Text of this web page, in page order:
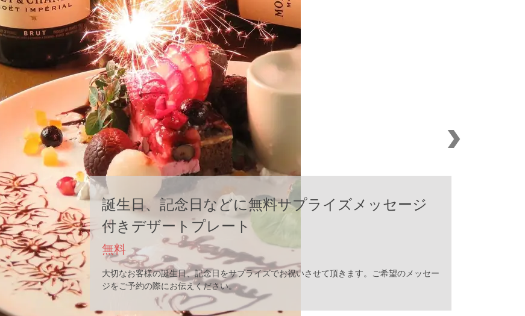
ひたすらお肉を食べたい方に♪シュラスコ20種&ア
イスクリームバー含むサラダビュッフェ食べ放題
ランチ3,630円から
ディナータイム20種類、ランチタイム15種種類のこだわりのシュラスコを食べ放題で♪ビ
ュッフェコーナーには6種アイスクリームやサラダ、特製煮込みカレーやハヤシライスも
食べ放題でご用意しております。是非お腹を空かせてご来店ください！果てしなく肉。圧
巻です。